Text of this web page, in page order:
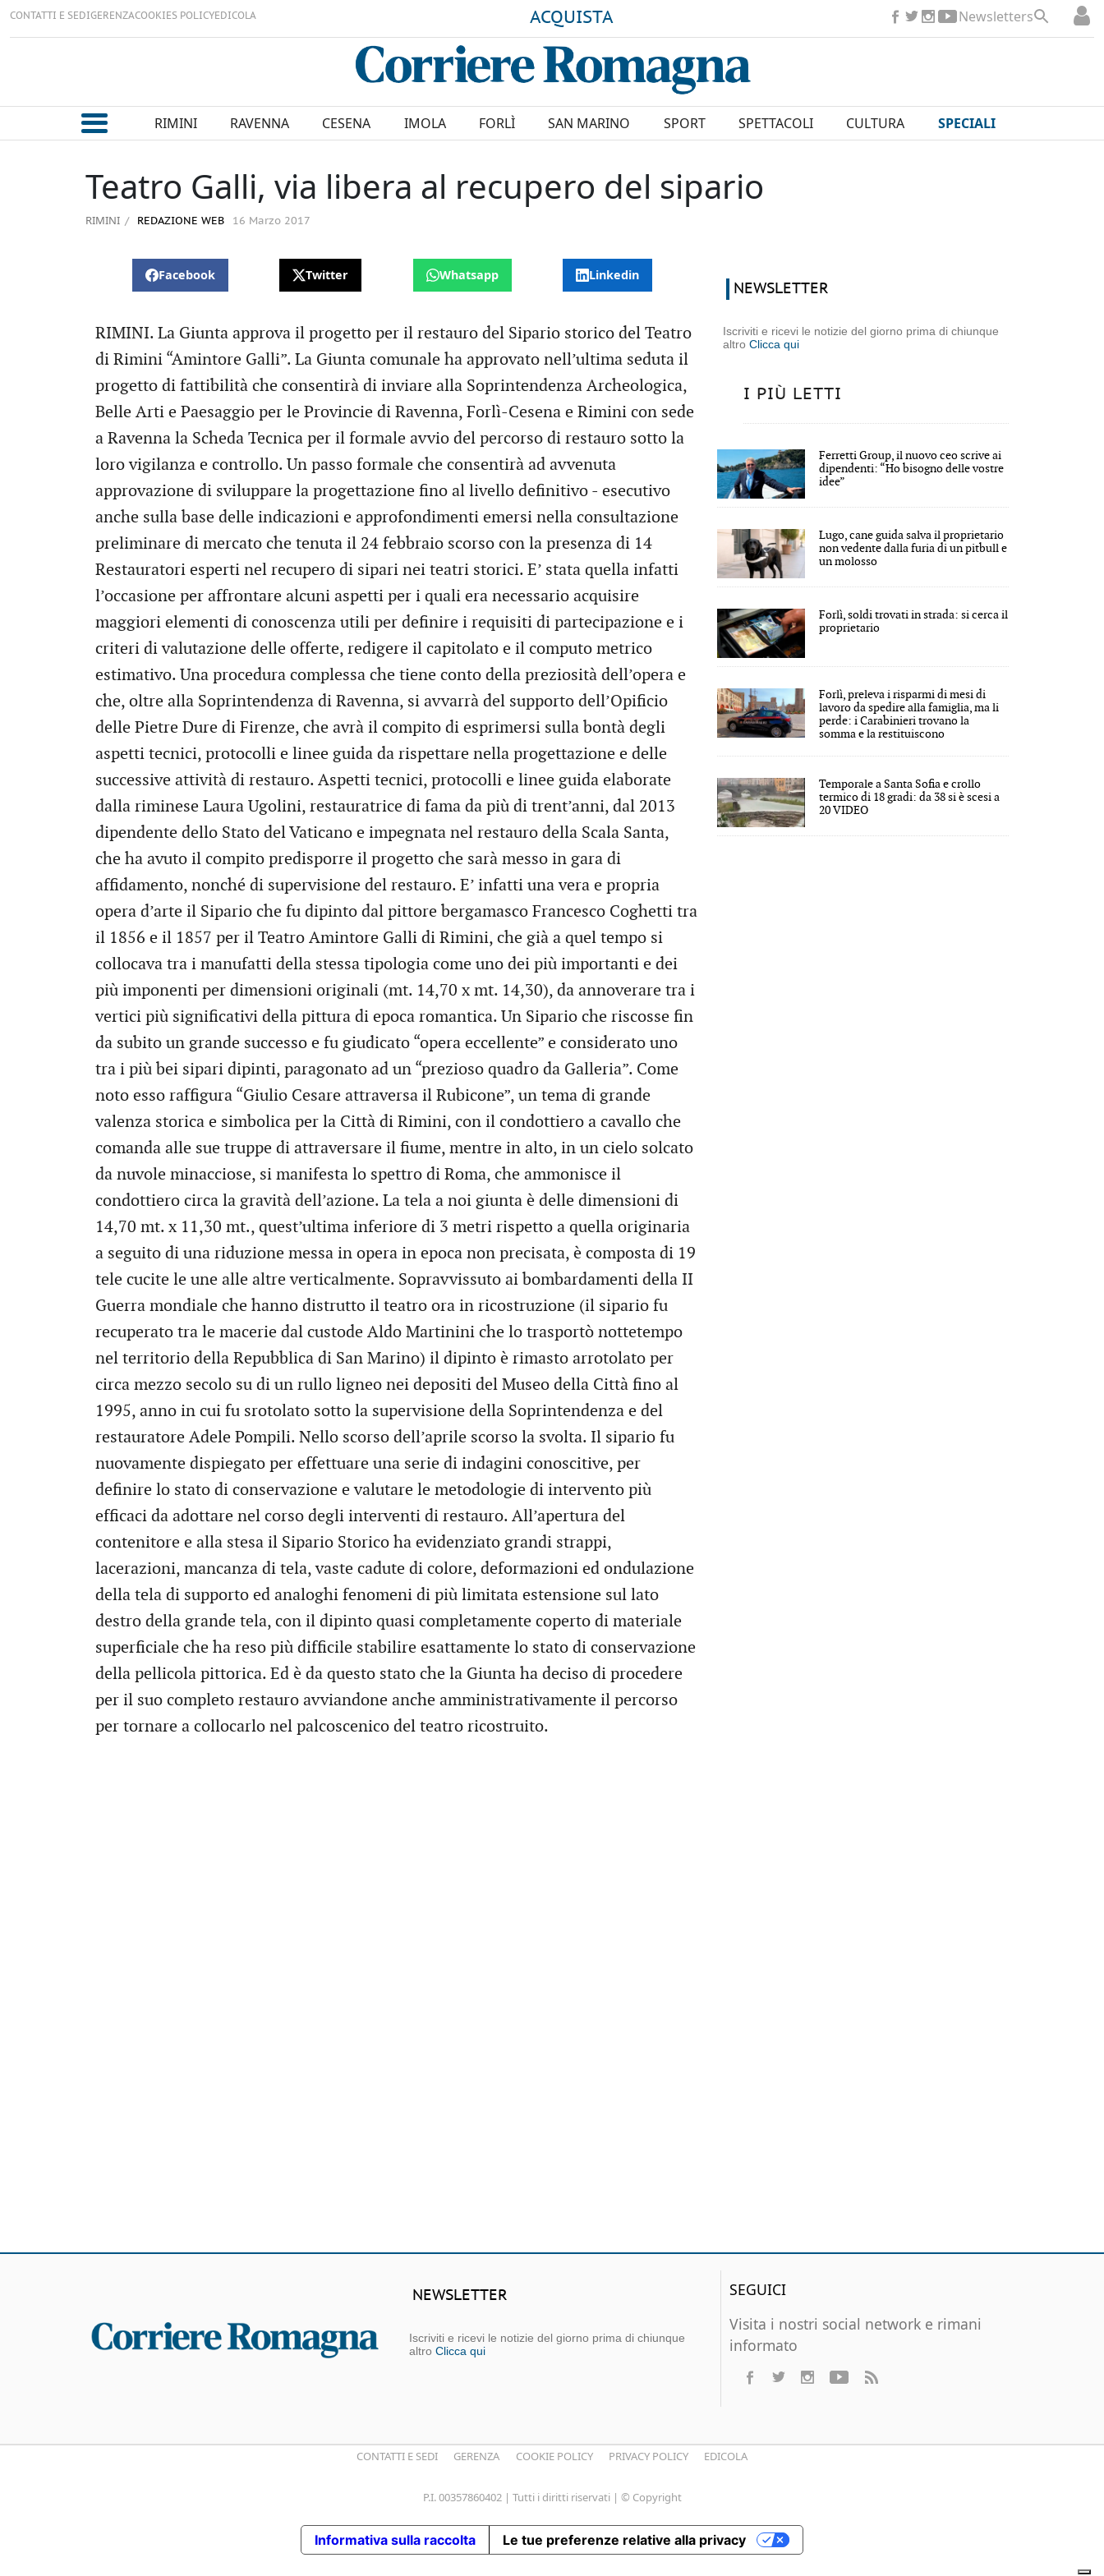
CONTATTI E SEDIGERENZACOOKIES POLICYEDICOLA ACQUISTA Newsletters
RIMINI RAVENNA CESENA IMOLA FORLÌ SAN MARINO SPORT SPETTACOLI CULTURA SPECIALI
Teatro Galli, via libera al recupero del sipario
RIMINI REDAZIONE WEB 16 Marzo 2017
Facebook Twitter Whatsapp Linkedin
RIMINI. La Giunta approva il progetto per il restauro del Sipario storico del Teatro
di Rimini “Amintore Galli”. La Giunta comunale ha approvato nell’ultima seduta il
progetto di fattibilità che consentirà di inviare alla Soprintendenza Archeologica,
Belle Arti e Paesaggio per le Provincie di Ravenna, Forlì-Cesena e Rimini con sede
a Ravenna la Scheda Tecnica per il formale avvio del percorso di restauro sotto la
loro vigilanza e controllo. Un passo formale che consentirà ad avvenuta
approvazione di sviluppare la progettazione fino al livello definitivo - esecutivo
anche sulla base delle indicazioni e approfondimenti emersi nella consultazione
preliminare di mercato che tenuta il 24 febbraio scorso con la presenza di 14
Restauratori esperti nel recupero di sipari nei teatri storici. E’ stata quella infatti
l’occasione per affrontare alcuni aspetti per i quali era necessario acquisire
maggiori elementi di conoscenza utili per definire i requisiti di partecipazione e i
criteri di valutazione delle offerte, redigere il capitolato e il computo metrico
estimativo. Una procedura complessa che tiene conto della preziosità dell’opera e
che, oltre alla Soprintendenza di Ravenna, si avvarrà del supporto dell’Opificio
delle Pietre Dure di Firenze, che avrà il compito di esprimersi sulla bontà degli
aspetti tecnici, protocolli e linee guida da rispettare nella progettazione e delle
successive attività di restauro. Aspetti tecnici, protocolli e linee guida elaborate
dalla riminese Laura Ugolini, restauratrice di fama da più di trent’anni, dal 2013
dipendente dello Stato del Vaticano e impegnata nel restauro della Scala Santa,
che ha avuto il compito predisporre il progetto che sarà messo in gara di
affidamento, nonché di supervisione del restauro. E’ infatti una vera e propria
opera d’arte il Sipario che fu dipinto dal pittore bergamasco Francesco Coghetti tra
il 1856 e il 1857 per il Teatro Amintore Galli di Rimini, che già a quel tempo si
collocava tra i manufatti della stessa tipologia come uno dei più importanti e dei
più imponenti per dimensioni originali (mt. 14,70 x mt. 14,30), da annoverare tra i
vertici più significativi della pittura di epoca romantica. Un Sipario che riscosse fin
da subito un grande successo e fu giudicato “opera eccellente” e considerato uno
tra i più bei sipari dipinti, paragonato ad un “prezioso quadro da Galleria”. Come
noto esso raffigura “Giulio Cesare attraversa il Rubicone”, un tema di grande
valenza storica e simbolica per la Città di Rimini, con il condottiero a cavallo che
comanda alle sue truppe di attraversare il fiume, mentre in alto, in un cielo solcato
da nuvole minacciose, si manifesta lo spettro di Roma, che ammonisce il
condottiero circa la gravità dell’azione. La tela a noi giunta è delle dimensioni di
14,70 mt. x 11,30 mt., quest’ultima inferiore di 3 metri rispetto a quella originaria
a seguito di una riduzione messa in opera in epoca non precisata, è composta di 19
tele cucite le une alle altre verticalmente. Sopravvissuto ai bombardamenti della II
Guerra mondiale che hanno distrutto il teatro ora in ricostruzione (il sipario fu
recuperato tra le macerie dal custode Aldo Martinini che lo trasportò nottetempo
nel territorio della Repubblica di San Marino) il dipinto è rimasto arrotolato per
circa mezzo secolo su di un rullo ligneo nei depositi del Museo della Città fino al
1995, anno in cui fu srotolato sotto la supervisione della Soprintendenza e del
restauratore Adele Pompili. Nello scorso dell’aprile scorso la svolta. Il sipario fu
nuovamente dispiegato per effettuare una serie di indagini conoscitive, per
definire lo stato di conservazione e valutare le metodologie di intervento più
efficaci da adottare nel corso degli interventi di restauro. All’apertura del
contenitore e alla stesa il Sipario Storico ha evidenziato grandi strappi,
lacerazioni, mancanza di tela, vaste cadute di colore, deformazioni ed ondulazione
della tela di supporto ed analoghi fenomeni di più limitata estensione sul lato
destro della grande tela, con il dipinto quasi completamente coperto di materiale
superficiale che ha reso più difficile stabilire esattamente lo stato di conservazione
della pellicola pittorica. Ed è da questo stato che la Giunta ha deciso di procedere
per il suo completo restauro avviandone anche amministrativamente il percorso
per tornare a collocarlo nel palcoscenico del teatro ricostruito.
NEWSLETTER
Iscriviti e ricevi le notizie del giorno prima di chiunque
altroClicca qui
I PIÙ LETTI
Ferretti Group, il nuovo ceo scrive ai
dipendenti: “Ho bisogno delle vostre
idee”
Lugo, cane guida salva il proprietario
non vedente dalla furia di un pitbull e
un molosso
Forlì, soldi trovati in strada: si cerca il
proprietario
Forlì, preleva i risparmi di mesi di
lavoro da spedire alla famiglia, ma li
perde: i Carabinieri trovano la
somma e la restituiscono
Temporale a Santa Sofia e crollo
termico di 18 gradi: da 38 si è scesi a
20 VIDEO
NEWSLETTER
Iscriviti e ricevi le notizie del giorno prima di chiunque
altro Clicca qui
SEGUICI
Visita i nostri social network e rimani
informato
CONTATTI E SEDI GERENZA COOKIE POLICY PRIVACY POLICY EDICOLA
P.I. 00357860402 | Tutti i diritti riservati | © Copyright
Informativa sulla raccolta Le tue preferenze relative alla privacy